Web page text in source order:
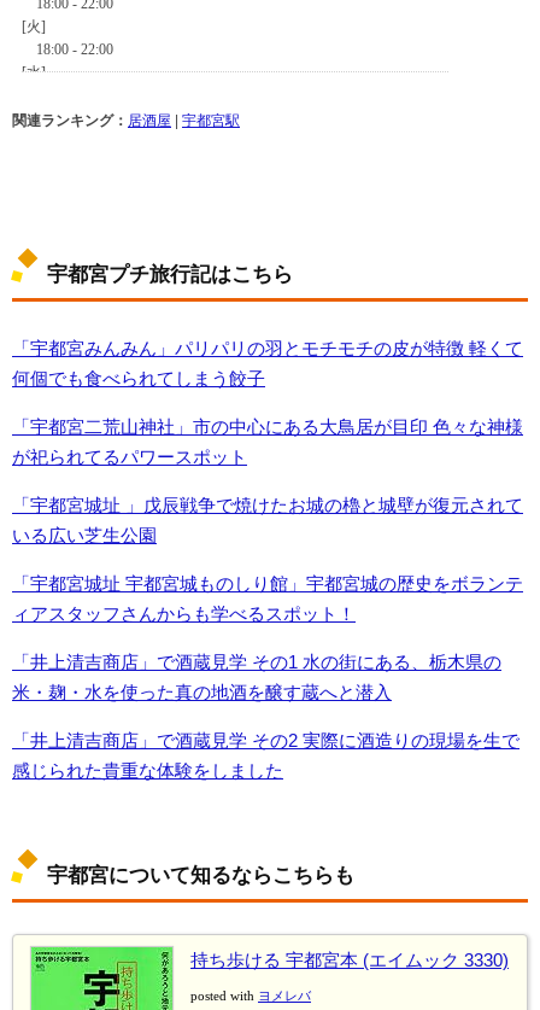
関連ランキング： 居酒屋 | 宇都宮駅
宇都宮プチ旅行記はこちら
「宇都宮みんみん」パリパリの羽とモチモチの皮が特徴 軽くて
何個でも食べられてしまう餃子
「宇都宮二荒山神社」市の中心にある大鳥居が目印 色々な神様
が祀られてるパワースポット
「宇都宮城址 」戊辰戦争で焼けたお城の櫓と城壁が復元されて
いる広い芝生公園
「宇都宮城址 宇都宮城ものしり館」宇都宮城の歴史をボランテ
ィアスタッフさんからも学べるスポット！
「井上清吉商店」で酒蔵見学 その1 水の街にある、栃木県の
米・麹・水を使った真の地酒を醸す蔵へと潜入
「井上清吉商店」で酒蔵見学 その2 実際に酒造りの現場を生で
感じられた貴重な体験をしました
宇都宮について知るならこちらも
持ち歩ける 宇都宮本 (エイムック 3330)
posted with ヨメレバ